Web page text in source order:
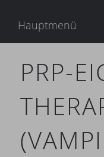
Hauptmenü
PRP-